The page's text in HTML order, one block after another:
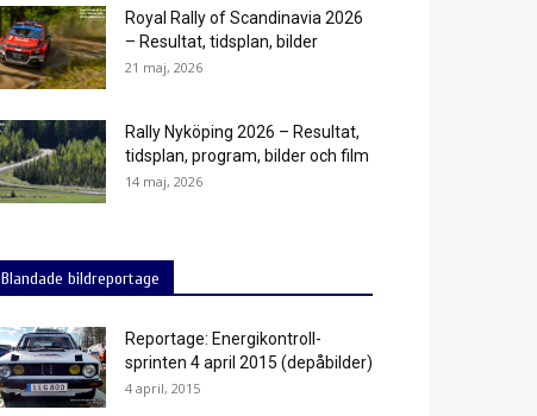
Royal Rally of Scandinavia 2026
– Resultat, tidsplan, bilder
21 maj, 2026
Rally Nyköping 2026 – Resultat,
tidsplan, program, bilder och film
14 maj, 2026
Blandade bildreportage
Reportage: Energikontroll-
sprinten 4 april 2015 (depåbilder)
4 april, 2015